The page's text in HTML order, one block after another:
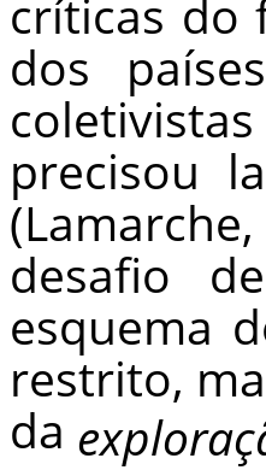
críticas do
dos
precisou
desafio
esquema
restrito,
da